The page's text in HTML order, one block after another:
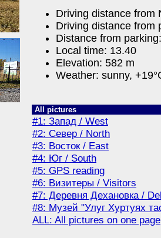
Driving distance from
Driving distance from
Distance from
Local time: 13.40
Elevation: 582 m
Weather: sunny,
All pictures
#1: Запад / West
#2: Север / North
#3: Восток / East
#4: Юг / South
#5: GPS reading
#6: Визитеры / Visitors
#7: Деревня Дехановка /
#8: Музей "Улуг Хуртуях
ALL: All pictures on one page